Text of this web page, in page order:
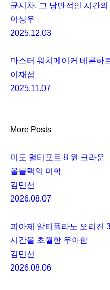
균시차, 그 낭만적인 시간의
이상우
2025.12.03
마스터 워치메이커 베른하
이재섭
2025.11.07
More Posts
미도 멀티포트 8 원 크라운
올블랙의 미학
김민선
2026.08.07
피아제 알티플라노 오리진
시간을 초월한 우아함
김민선
2026.08.06